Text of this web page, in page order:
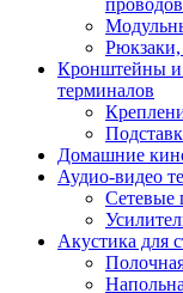
Рюкзаки,
Кронштейны и
терминалов
Домашние
Аудио-видео
Сетевые
Акустика для